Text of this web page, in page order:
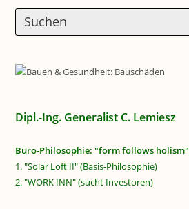
Dipl.-Ing. Generalist C. Lemiesz
Büro-Philosophie: "form follows holism"
1. "Solar Loft II" (Basis-Philosophie)
2. "WORK INN" (sucht Investoren)